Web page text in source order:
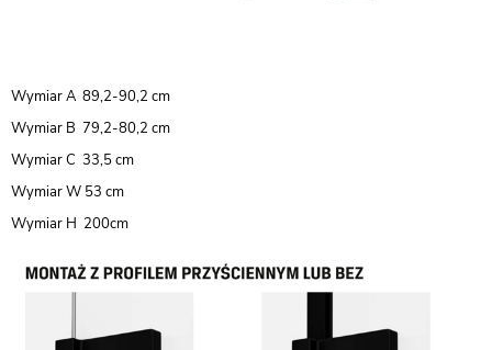
Wymiar A 89,2-90,2 cm
Wymiar B 79,2-80,2 cm
Wymiar C 33,5 cm
Wymiar W 53 cm
Wymiar H 200cm